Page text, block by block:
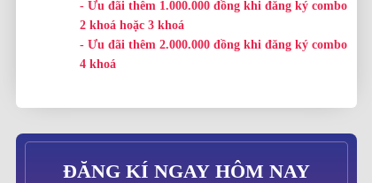
- Ưu đãi thêm 1.000.000 đồng khi đăng ký combo
2 khoá hoặc 3 khoá
- Ưu đãi thêm 2.000.000 đồng khi đăng ký combo
4 khoá
ĐĂNG KÍ NGAY HÔM NAY